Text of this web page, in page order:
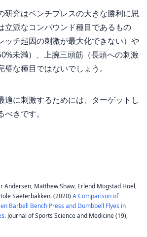
研究はベンチプレスの大きな勝利に思
立派なコンパウンド種目であるもの
ッチ起因の刺激が最大化できない）や
未満）、上腕三頭筋（長頭への刺激
な種目ではないでしょう。
適に刺激するためには、ターゲットし
きです。
Andersen, Matthew Shaw, Erlend Mogstad Hoel,
Saeterbakken. (2020) A Comparison of
Barbell Bench Press and Dumbbell Flyes in
. Journal of Sports Science and Medicine (19),